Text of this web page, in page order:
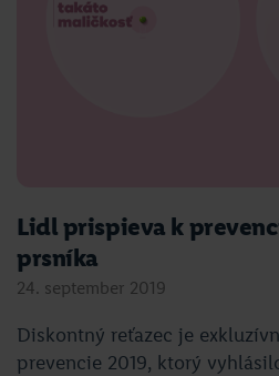
Lidl prispieva k
prsníka
24. september 2019
Diskontný reťazec je
prevencie 2019, ktorý